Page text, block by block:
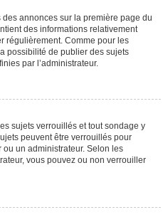
annonces sur la première page du
des informations relativement
régulièrement. Comme pour les
possibilité de publier des sujets
par l’administrateur.
sujets verrouillés et tout sondage y
peuvent être verrouillés pour
un administrateur. Selon les
vous pouvez ou non verrouiller